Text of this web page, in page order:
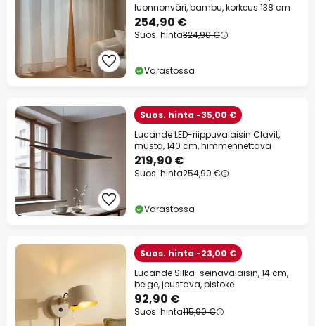
luonnonväri, bambu, korkeus 138 cm
254,90 €
Suos. hinta324,90 €
Varastossa
Suos. hinta -35,00 €
Lucande LED-riippuvalaisin Clavit,
musta, 140 cm, himmennettävä
219,90 €
Suos. hinta254,90 €
Varastossa
Suos. hinta -23,00 €
Lucande Silka-seinävalaisin, 14 cm,
beige, joustava, pistoke
92,90 €
Suos. hinta115,90 €